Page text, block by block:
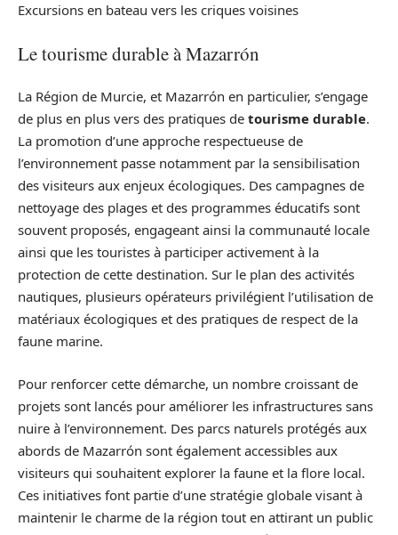
Excursions en bateau vers les criques voisines
Le tourisme durable à Mazarrón
La Région de Murcie, et Mazarrón en particulier, s’engage
de plus en plus vers des pratiques de tourisme durable.
La promotion d’une approche respectueuse de
l’environnement passe notamment par la sensibilisation
des visiteurs aux enjeux écologiques. Des campagnes de
nettoyage des plages et des programmes éducatifs sont
souvent proposés, engageant ainsi la communauté locale
ainsi que les touristes à participer activement à la
protection de cette destination. Sur le plan des activités
nautiques, plusieurs opérateurs privilégient l’utilisation de
matériaux écologiques et des pratiques de respect de la
faune marine.
Pour renforcer cette démarche, un nombre croissant de
projets sont lancés pour améliorer les infrastructures sans
nuire à l’environnement. Des parcs naturels protégés aux
abords de Mazarrón sont également accessibles aux
visiteurs qui souhaitent explorer la faune et la flore local.
Ces initiatives font partie d’une stratégie globale visant à
maintenir le charme de la région tout en attirant un public